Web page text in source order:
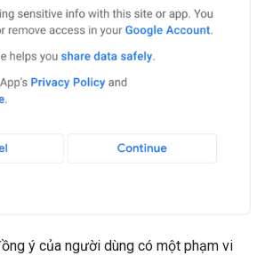
ý của người dùng có một phạm vi